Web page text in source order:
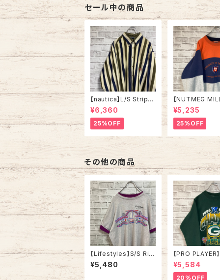
着
セール中の商品
【nautica】L/S Stripe
Corduroy Shirt L 90
s ノーティカ ストライプ
コーデュロイ シャツ ボ
タンダウン 長袖 ワンポ
イントロゴ 刺繍ロゴ 旧
タグ USA アメリカ 古着
¥6,360
25%OFF
【NUTMEG
weat XL Made
A 90s
OF
tage ナツメグミ
レッジモノ カレ
テネシー大学 ス
¥5,235
25%OFF
その他の商品
【Lifestyles】S/S Rin
ger like Tee XL 90s
Made in USA vintag
¥5,480
【PRO PLAYER
weat L相当
e in USA
NFL チームモノ
¥5,584
20%OFF